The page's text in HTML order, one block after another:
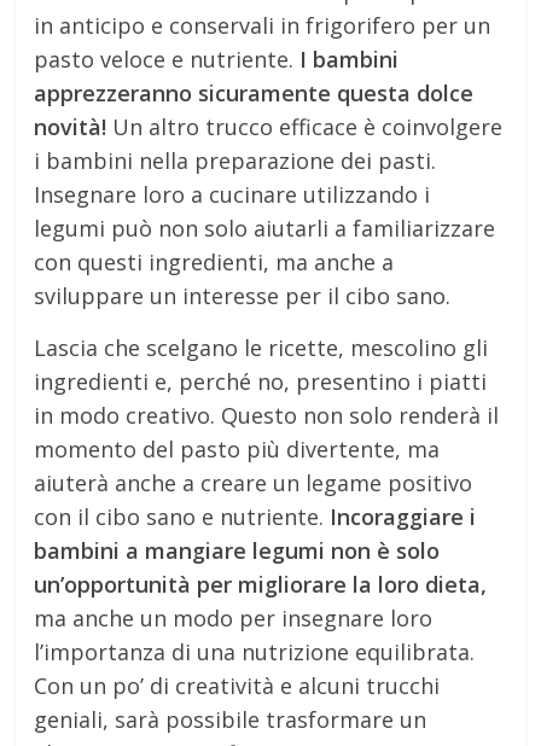
in anticipo e conservali in frigorifero per un
pasto veloce e nutriente. I bambini
apprezzeranno sicuramente questa dolce
novità! Un altro trucco efficace è coinvolgere
i bambini nella preparazione dei pasti.
Insegnare loro a cucinare utilizzando i
legumi può non solo aiutarli a familiarizzare
con questi ingredienti, ma anche a
sviluppare un interesse per il cibo sano.
Lascia che scelgano le ricette, mescolino gli
ingredienti e, perché no, presentino i piatti
in modo creativo. Questo non solo renderà il
momento del pasto più divertente, ma
aiuterà anche a creare un legame positivo
con il cibo sano e nutriente. Incoraggiare i
bambini a mangiare legumi non è solo
un’opportunità per migliorare la loro dieta,
ma anche un modo per insegnare loro
l’importanza di una nutrizione equilibrata.
Con un po’ di creatività e alcuni trucchi
geniali, sarà possibile trasformare un